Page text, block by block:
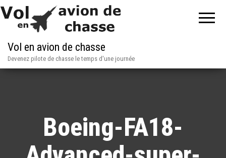
Vol en avion de chasse
Devenez pilote de chasse le temps d'une journée
Boeing-FA18-